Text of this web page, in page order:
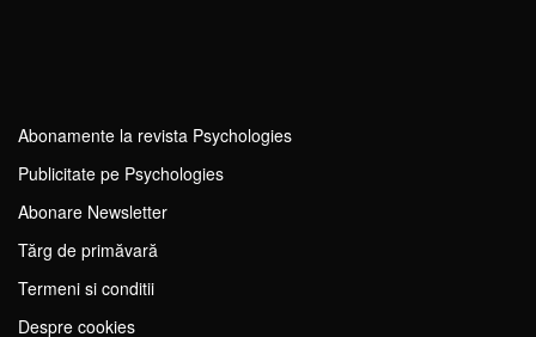
Abonamente la revista Psychologies
Publicitate pe Psychologies
Abonare Newsletter
Tărg de primăvară
Termeni si conditii
Despre cookies